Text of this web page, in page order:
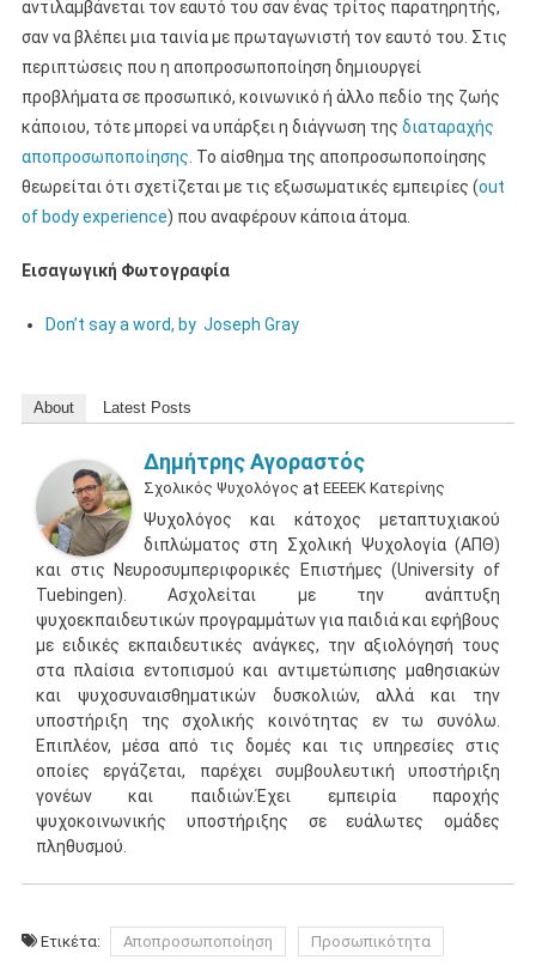
αντιλαμβάνεται τον εαυτό του σαν ένας τρίτος παρατηρητής,
σαν να βλέπει μια ταινία με πρωταγωνιστή τον εαυτό του. Στις
περιπτώσεις που η αποπροσωποποίηση δημιουργεί
προβλήματα σε προσωπικό, κοινωνικό ή άλλο πεδίο της ζωής
κάποιου, τότε μπορεί να υπάρξει η διάγνωση της διαταραχής
αποπροσωποποίησης . Το αίσθημα της αποπροσωποποίησης
θεωρείται ότι σχετίζεται με τις εξωσωματικές εμπειρίες (out
of body experience) που αναφέρουν κάποια άτομα.
Εισαγωγική Φωτογραφία
Don’t say a word, by Joseph Gray
About Latest Posts
Δημήτρης Αγοραστός
Σχολικός Ψυχολόγος at ΕΕΕΕΚ Κατερίνης
Ψυχολόγος και κάτοχος μεταπτυχιακού
διπλώματος στη Σχολική Ψυχολογία (ΑΠΘ)
και στις Νευροσυμπεριφορικές Επιστήμες (University of
Tuebingen). Ασχολείται με την ανάπτυξη
ψυχοεκπαιδευτικών προγραμμάτων για παιδιά και εφήβους
με ειδικές εκπαιδευτικές ανάγκες, την αξιολόγησή τους
στα πλαίσια εντοπισμού και αντιμετώπισης μαθησιακών
και ψυχοσυναισθηματικών δυσκολιών, αλλά και την
υποστήριξη της σχολικής κοινότητας εν τω συνόλω.
Επιπλέον, μέσα από τις δομές και τις υπηρεσίες στις
οποίες εργάζεται, παρέχει συμβουλευτική υποστήριξη
γονέων και παιδιών.Έχει εμπειρία παροχής
ψυχοκοινωνικής υποστήριξης σε ευάλωτες ομάδες
πληθυσμού.
Ετικέτα: Αποπροσωποποίηση Προσωπικότητα